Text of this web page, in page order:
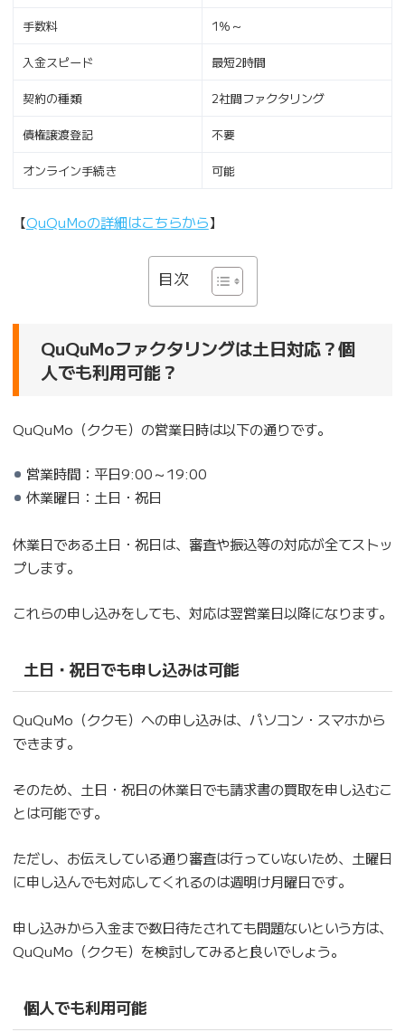
手数料 1％～
入金スピード 最短2時間
契約の種類 2社間ファクタリング
債権譲渡登記 不要
オンライン手続き 可能
【QuQuMoの詳細はこちらから】
目次
QuQuMoファクタリングは土日対応？個
人でも利用可能？
QuQuMo（ククモ）の営業日時は以下の通りです。
営業時間：平日9:00～19:00
休業曜日：土日・祝日
休業日である土日・祝日は、審査や振込等の対応が全てストッ
プします。
これらの申し込みをしても、対応は翌営業日以降になります。
土日・祝日でも申し込みは可能
QuQuMo（ククモ）への申し込みは、パソコン・スマホから
できます。
そのため、土日・祝日の休業日でも請求書の買取を申し込むこ
とは可能です。
ただし、お伝えしている通り審査は行っていないため、土曜日
に申し込んでも対応してくれるのは週明け月曜日です。
申し込みから入金まで数日待たされても問題ないという方は、
QuQuMo（ククモ）を検討してみると良いでしょう。
個人でも利用可能